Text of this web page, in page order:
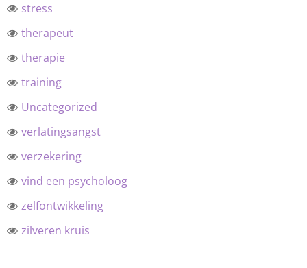
stress
therapeut
therapie
training
Uncategorized
verlatingsangst
verzekering
vind een psycholoog
zelfontwikkeling
zilveren kruis